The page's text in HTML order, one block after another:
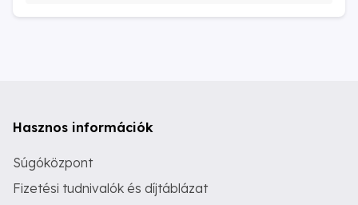
Hasznos információk
Súgóközpont
Fizetési tudnivalók és díjtáblázat